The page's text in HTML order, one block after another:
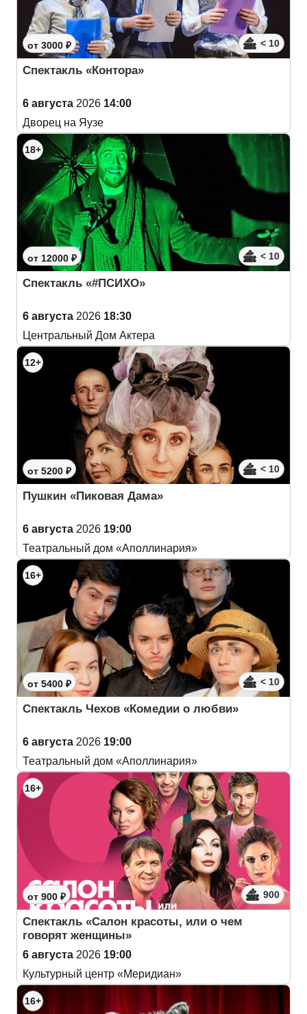
от 3000 ₽ < 10
Спектакль «Контора»
6 августа 2026 14:00
Дворец на Яузе
18+
от 12000 ₽ < 10
Спектакль «#ПСИХО»
6 августа 2026 18:30
Центральный Дом Актера
12+
от 5200 ₽ < 10
Пушкин «Пиковая Дама»
6 августа 2026 19:00
Театральный дом «Аполлинария»
16+
от 5400 ₽ < 10
Спектакль Чехов «Комедии о любви»
6 августа 2026 19:00
Театральный дом «Аполлинария»
16+
от 900 ₽ 900
Спектакль «Салон красоты, или о чем
говорят женщины»
6 августа 2026 19:00
Культурный центр «Меридиан»
16+